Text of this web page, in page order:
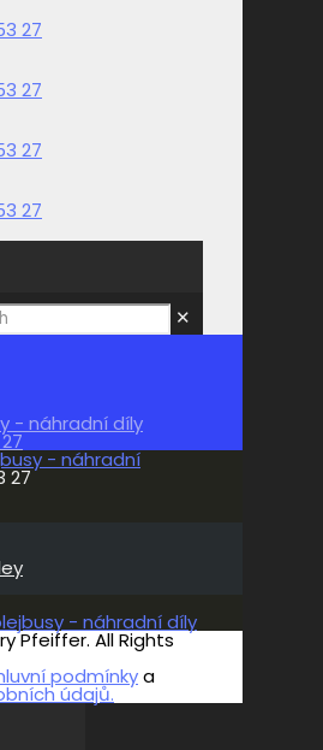
✕
- náhradní díly
- náhradní
27
- náhradní díly
Pfeiffer. All Rights
podmínkya
údajů.